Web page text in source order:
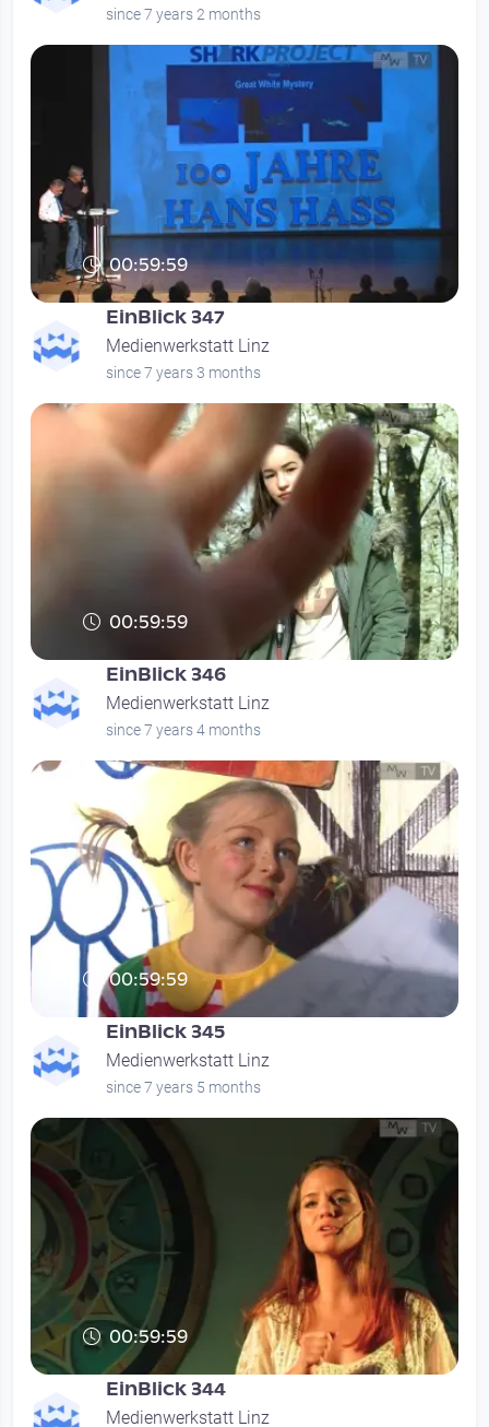
since 7 years 2 months
00:59:59
EinBlick 347
Medienwerkstatt Linz
since 7 years 3 months
00:59:59
EinBlick 346
Medienwerkstatt Linz
since 7 years 4 months
00:59:59
EinBlick 345
Medienwerkstatt Linz
since 7 years 5 months
00:59:59
EinBlick 344
Medienwerkstatt Linz